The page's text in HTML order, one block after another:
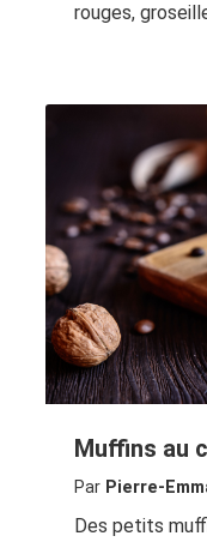
rouges,
Muffins au
Par Pierre-
Des petits